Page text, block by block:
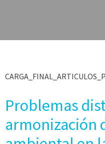
Problemas
armonización